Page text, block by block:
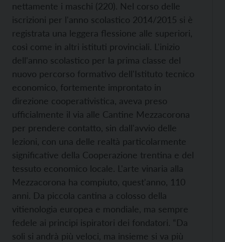
nettamente i maschi (220). Nel corso delle
iscrizioni per l'anno scolastico 2014/2015 si è
registrata una leggera flessione alle superiori,
così come in altri istituti provinciali. L'inizio
dell'anno scolastico per la prima classe del
nuovo percorso formativo dell'Istituto tecnico
economico, fortemente improntato in
direzione cooperativistica, aveva preso
ufficialmente il via alle Cantine Mezzacorona
per prendere contatto, sin dall'avvio delle
lezioni, con una delle realtà particolarmente
significative della Cooperazione trentina e del
tessuto economico locale. L'arte vinaria alla
Mezzacorona ha compiuto, quest'anno, 110
anni. Da piccola cantina a colosso della
vitienologia europea e mondiale, ma sempre
fedele ai principi ispiratori dei fondatori. “Da
soli si andrà più veloci, ma insieme si va più